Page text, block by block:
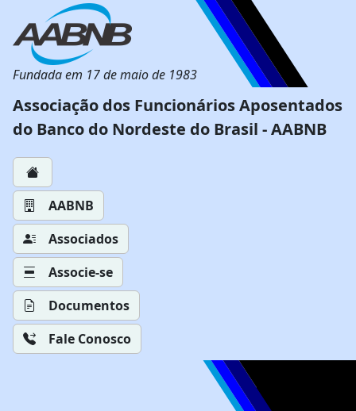
Fundada em 17 de maio de 1983
Associação dos Funcionários Aposentados
do Banco do Nordeste do Brasil - AABNB
AABNB
Associados
Associe-se
Documentos
Fale Conosco